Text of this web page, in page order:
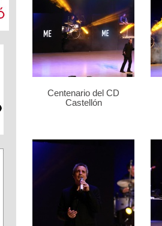
Centenario del CD
Castellón